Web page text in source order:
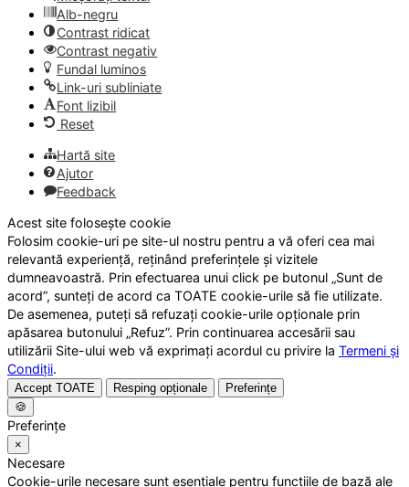
Alb-negru
Contrast ridicat
Contrast negativ
Fundal luminos
Link-uri subliniate
Font lizibil
Reset
Hartă site
Ajutor
Feedback
Acest site folosește cookie
Folosim cookie-uri pe site-ul nostru pentru a vă oferi cea mai
relevantă experiență, reținând preferințele și vizitele
dumneavoastră. Prin efectuarea unui click pe butonul „Sunt de
acord”, sunteți de acord ca TOATE cookie-urile să fie utilizate.
De asemenea, puteți să refuzați cookie-urile opționale prin
apăsarea butonului „Refuz”. Prin continuarea accesării sau
utilizării Site-ului web vă exprimați acordul cu privire la Termeni și
Condiții.
Accept TOATE Resping opționale
Preferințe
🍪
Preferințe
×
Necesare
Cookie-urile necesare sunt esențiale pentru funcțiile de bază ale